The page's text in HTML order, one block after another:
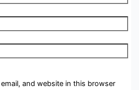
and website in this browser